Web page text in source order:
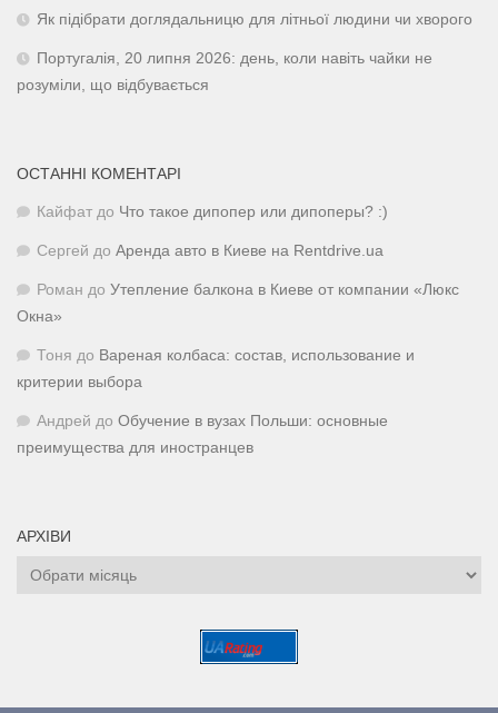
Як підібрати доглядальницю для літньої людини чи хворого
Португалія, 20 липня 2026: день, коли навіть чайки не
розуміли, що відбувається
ОСТАННІ КОМЕНТАРІ
Кайфат до Что такое дипопер или дипоперы? :)
Сергей до Аренда авто в Киеве на Rentdrive.ua
Роман до Утепление балкона в Киеве от компании «Люкс
Окна»
Тоня до Вареная колбаса: состав, использование и
критерии выбора
Андрей до Обучение в вузах Польши: основные
преимущества для иностранцев
АРХІВИ
Архіви